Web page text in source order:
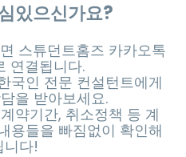
있으신가요?
스튜던트홈즈 카카오톡
연결됩니다.
국인 전문 컨설턴트에게
을 받아보세요.
약기간, 취소정책 등 계
용들을 빠짐없이 확인해
니다!